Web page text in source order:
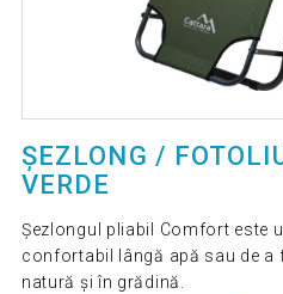
ȘEZLONG /
VERDE
Șezlongul pliabil Comfort este
confortabil lângă apă sau de a
natură și în grădină.